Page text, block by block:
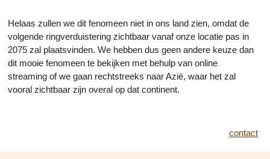
Helaas zullen we dit fenomeen niet in ons land zien, omdat de
volgende ringverduistering zichtbaar vanaf onze locatie pas in
2075 zal plaatsvinden. We hebben dus geen andere keuze dan
dit mooie fenomeen te bekijken met behulp van online
streaming of we gaan rechtstreeks naar Azië, waar het zal
vooral zichtbaar zijn overal op dat continent.
contact